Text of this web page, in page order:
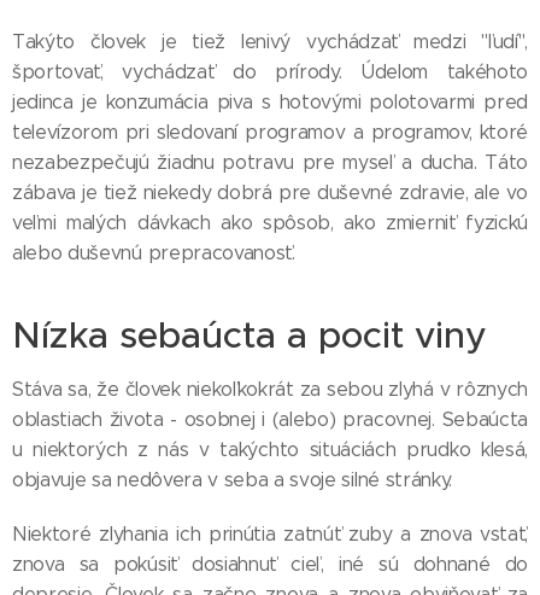
Takýto človek je tiež lenivý vychádzať medzi "ľudí",
športovať, vychádzať do prírody. Údelom takéhoto
jedinca je konzumácia piva s hotovými polotovarmi pred
televízorom pri sledovaní programov a programov, ktoré
nezabezpečujú žiadnu potravu pre myseľ a ducha. Táto
zábava je tiež niekedy dobrá pre duševné zdravie, ale vo
veľmi malých dávkach ako spôsob, ako zmierniť fyzickú
alebo duševnú prepracovanosť.
Nízka sebaúcta a pocit viny
Stáva sa, že človek niekoľkokrát za sebou zlyhá v rôznych
oblastiach života - osobnej i (alebo) pracovnej. Sebaúcta
u niektorých z nás v takýchto situáciách prudko klesá,
objavuje sa nedôvera v seba a svoje silné stránky.
Niektoré zlyhania ich prinútia zatnúť zuby a znova vstať,
znova sa pokúsiť dosiahnuť cieľ, iné sú dohnané do